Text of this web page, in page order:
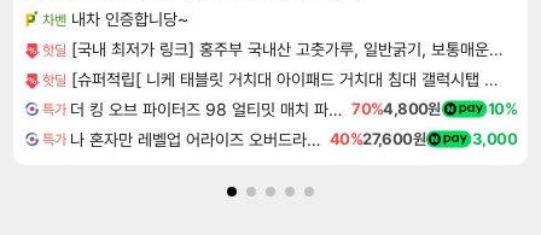
차벤 내차 인증합니당~
핫딜 [국내 최저가 링크] 홍주부 국내산 고춧가루, 일반굵기, 보통매운맛, 1kg, 1개
핫딜 [슈퍼적립[ 니케 태블릿 거치대 아이패드 거치대 침대 갤럭시탭 패드 The Comfy
특가 더 킹 오브 파이터즈 98 얼티밋 매치 파이널 에디션 THE KING OF FIGHTERS 98 ULTIMATE MATCH FINAL EDITION 70%4,800원 10%
특가 나 혼자만 레벨업 어라이즈 오버드라이브 Solo Leveling Arise 40%27,600원 3,000